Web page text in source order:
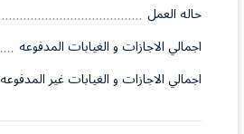
حاله العمل
اجمالي الاجازات و الغيابات المدفوعه
اجمالي الاجازات و الغيابات غير المدفوعه